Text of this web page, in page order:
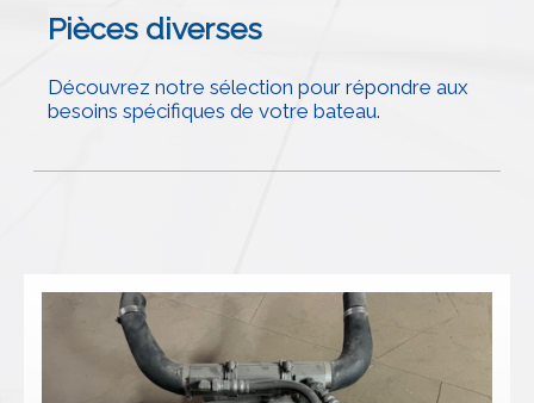
Pièces diverses
Découvrez notre sélection pour répondre aux
besoins spécifiques de votre bateau.